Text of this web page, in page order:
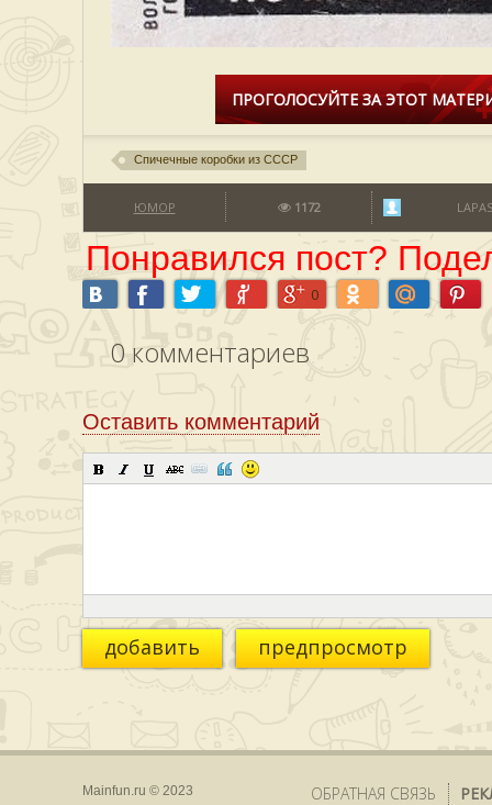
ПРОГОЛОСУЙТЕ ЗА ЭТОТ
Спичечные коробки из СССР
ЮМОР 1172 LAPAS
Понравился пост?
0
0 комментариев
Оставить комментарий
добавить предпросмотр
Mainfun.ru © 2023 ОБРАТНАЯ СВЯЗЬ